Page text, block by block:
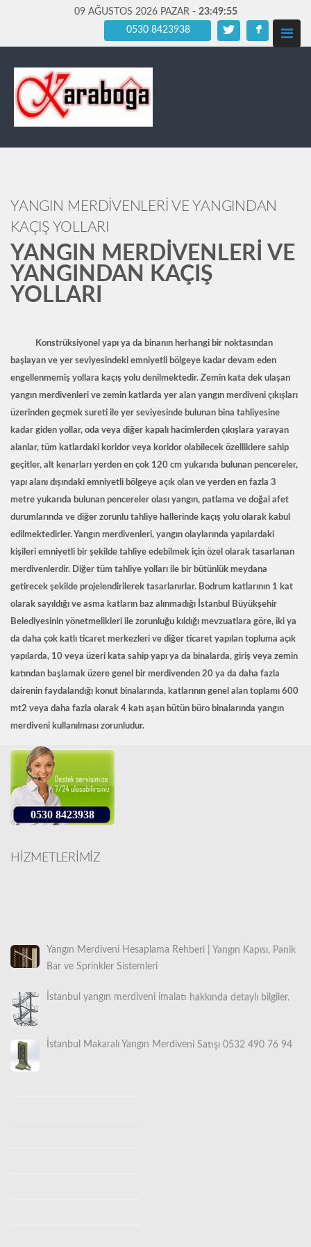
09 AĞUSTOS 2026 PAZAR - 23:49:57
0530 8423938
YANGIN MERDİVENLERİ VE YANGINDAN
KAÇIŞ YOLLARI
YANGIN MERDİVENLERİ VE
YANGINDAN KAÇIŞ
YOLLARI
Konstrüksiyonel yapı ya da binanın herhangi bir noktasından
başlayan ve yer seviyesindeki emniyetli bölgeye kadar devam eden
engellenmemiş yollara kaçış yolu denilmektedir. Zemin kata dek ulaşan
yangın merdivenleri ve zemin katlarda yer alan yangın merdiveni çıkışları
üzerinden geçmek sureti ile yer seviyesinde bulunan bina tahliyesine
kadar giden yollar, oda veya diğer kapalı hacimlerden çıkışlara yarayan
alanlar, tüm katlardaki koridor veya koridor olabilecek özelliklere sahip
geçitler, alt kenarları yerden en çok 120 cm yukarıda bulunan pencereler,
yapı alanı dışındaki emniyetli bölgeye açık olan ve yerden en fazla 3
metre yukarıda bulunan pencereler olası yangın, patlama ve doğal afet
durumlarında ve diğer zorunlu tahliye hallerinde kaçış yolu olarak kabul
edilmektedirler. Yangın merdivenleri, yangın olaylarında yapılardaki
kişileri emniyetli bir şekilde tahliye edebilmek için özel olarak tasarlanan
merdivenlerdir. Diğer tüm tahliye yolları ile bir bütünlük meydana
getirecek şekilde projelendirilerek tasarlanırlar. Bodrum katlarının 1 kat
olarak sayıldığı ve asma katların baz alınmadığı İstanbul Büyükşehir
Belediyesinin yönetmelikleri ile zorunluğu kıldığı mevzuatlara göre, iki ya
da daha çok katlı ticaret merkezleri ve diğer ticaret yapılan topluma açık
yapılarda, 10 veya üzeri kata sahip yapı ya da binalarda, giriş veya zemin
katından başlamak üzere genel bir merdivenden 20 ya da daha fazla
dairenin faydalandığı konut binalarında, katlarının genel alan toplamı 600
mt2 veya daha fazla olarak 4 katı aşan bütün büro binalarında yangın
merdiveni kullanılması zorunludur.
0530 8423938
HİZMETLERİMİZ
Bar ve Sprinkler Sistemleri